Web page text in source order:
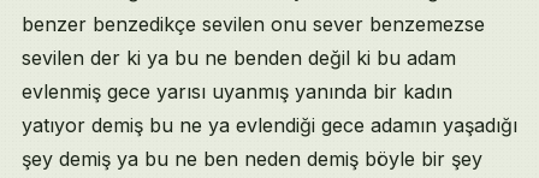
benzer benzedikçe sevilen onu sever benzemezse
sevilen der ki ya bu ne benden değil ki bu adam
evlenmiş gece yarısı uyanmış yanında bir kadın
yatıyor demiş bu ne ya evlendiği gece adamın yaşadığı
şey demiş ya bu ne ben neden demiş böyle bir şey